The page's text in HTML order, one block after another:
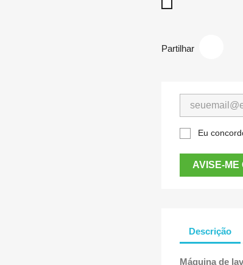
Partilhar
Eu
AVISE-ME
Descrição
Máquina de